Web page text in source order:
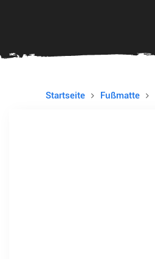
Startseite Fußmatte